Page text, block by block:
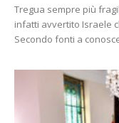
Tregua sempre più
infatti avvertito Israele
Secondo fonti a